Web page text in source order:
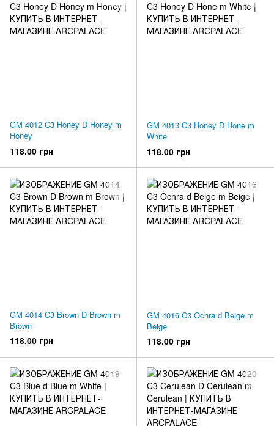
GM 4012 C3 Honey D Honey m
Honey
118.00 грн
GM 4013 C3 Honey D Hone m
White
118.00 грн
GM 4014 C3 Brown D Brown m
Brown
118.00 грн
GM 4016 C3 Ochra d Beige m
Beige
118.00 грн